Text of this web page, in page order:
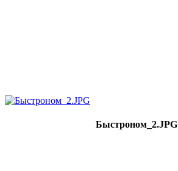
Быстроном_2.JPG